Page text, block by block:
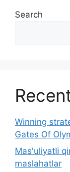
Search
Winning
Gates Of
Mas'uliyatli
maslahatlar